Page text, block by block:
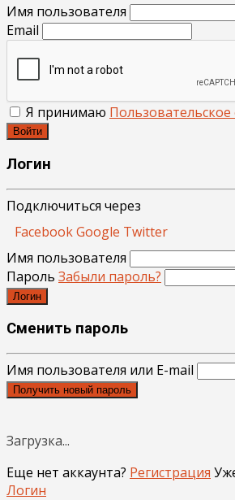
Имя пользователя
Email
Я принимаю
Войти
Логин
Подключиться через
FacebookGoogle Twitter
Имя пользователя
Пароль Забыли пароль?
Логин
Сменить пароль
Имя пользователя или E-mail
Получить новый пароль
Загрузка...
Еще нет аккаунта? Регистрация
Логин